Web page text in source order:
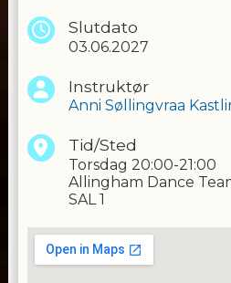
Slutdato
03.06.2027
Instruktør
Anni Søllingvraa
Tid/Sted
Torsdag 20:00-21:00
Allingham Dance
SAL 1